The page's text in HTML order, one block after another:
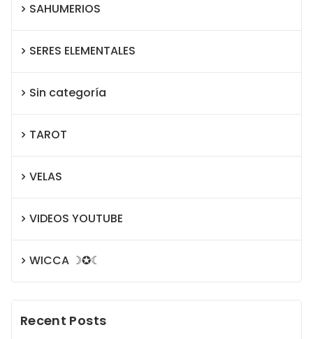
SAHUMERIOS
SERES ELEMENTALES
Sin categoría
TAROT
VELAS
VIDEOS YOUTUBE
WICCA ☽✪☾
Recent Posts